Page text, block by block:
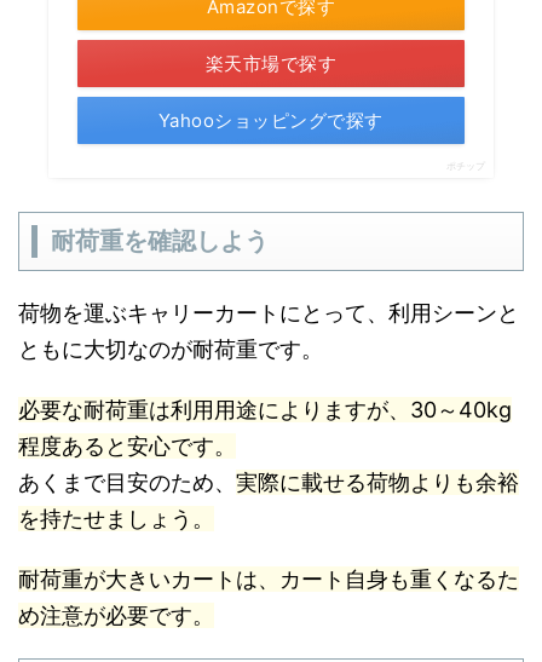
Amazonで探す
楽天市場で探す
Yahooショッピングで探す
ポチップ
耐荷重を確認しよう
荷物を運ぶキャリーカートにとって、利用シーンと
ともに大切なのが耐荷重です。
必要な耐荷重は利用用途によりますが、30～40kg
程度あると安心です。
あくまで目安のため、 実際に載せる荷物よりも余裕
を持たせましょう。
耐荷重が大きいカートは、カート自身も重くなるた
め注意が必要です。